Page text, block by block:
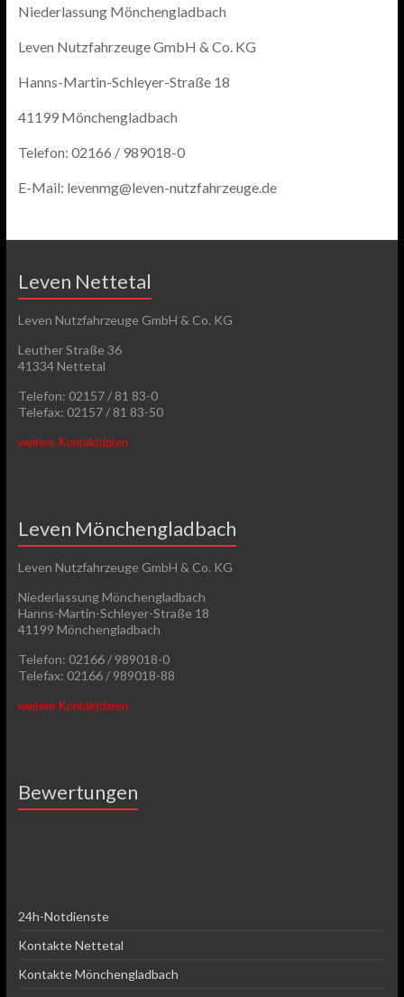
Niederlassung Mönchengladbach
Leven Nutzfahrzeuge GmbH & Co. KG
Hanns-Martin-Schleyer-Straße 18
41199 Mönchengladbach
Telefon: 02166 / 989018-0
E-Mail: levenmg@leven-nutzfahrzeuge.de
Leven Nettetal
Leven Nutzfahrzeuge GmbH & Co. KG
Leuther Straße 36
41334 Nettetal
Telefon: 02157 / 81 83-0
Telefax: 02157 / 81 83-50
weitere Kontaktdaten
Leven Mönchengladbach
Leven Nutzfahrzeuge GmbH & Co. KG
Niederlassung Mönchengladbach
Hanns-Martin-Schleyer-Straße 18
41199 Mönchengladbach
Telefon: 02166 / 989018-0
Telefax: 02166 / 989018-88
weitere Kontaktdaten
Bewertungen
24h-Notdienste
Kontakte Nettetal
Kontakte Mönchengladbach